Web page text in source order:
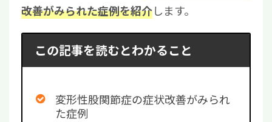
改善がみられた症例を紹介します。
この記事を読むとわかること
変形性股関節症の症状改善がみられ
た症例